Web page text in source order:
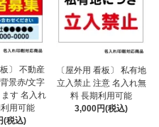
板〕 不動産
景赤/文字
す 名入れ
用可能
(税込)
〔屋外用 看板〕 私有地
立入禁止 注意 名入れ無
料 長期利用可能
3,000円(税込)